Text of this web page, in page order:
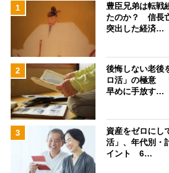
1
豊臣兄弟は転戦
たのか？ 信長
突出した経済…
2
後悔しない老後
ロ活」の極意
早めに手放す…
3
資産をゼロにし
活」、年代別・
イント 6…